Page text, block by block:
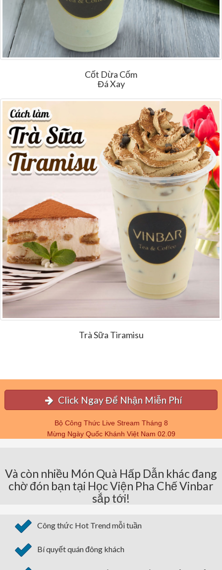
Cốt Dừa Cốm
Đá Xay
Trà Sữa Tiramisu
Click Ngay Để Nhận Miễn Phí
Bộ Công Thức Live Stream Tháng 8
Mừng Ngày Quốc Khánh Việt Nam 02.09
Và còn nhiều Món Quà Hấp Dẫn khác đang
chờ đón bạn tại Học Viện Pha Chế Vinbar
sắp tới!
Công thức Hot Trend mỗi tuần
Bí quyết quán đông khách